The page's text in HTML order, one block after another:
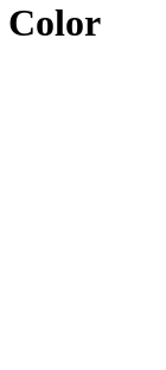
Color